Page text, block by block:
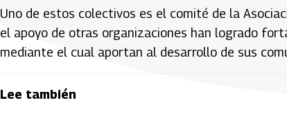
Uno de estos colectivos es el comité de la
el apoyo de otras organizaciones han logrado
mediante el cual aportan al desarrollo de sus
Lee también